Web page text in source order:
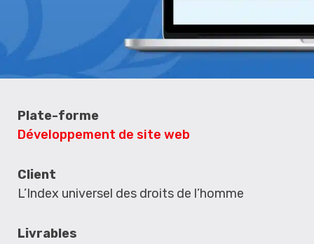
Plate-forme
Développement de site web
Client
L’Index universel des droits de l’homme
Livrables